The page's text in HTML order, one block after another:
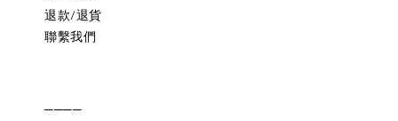
退款/退貨
聯繫我們